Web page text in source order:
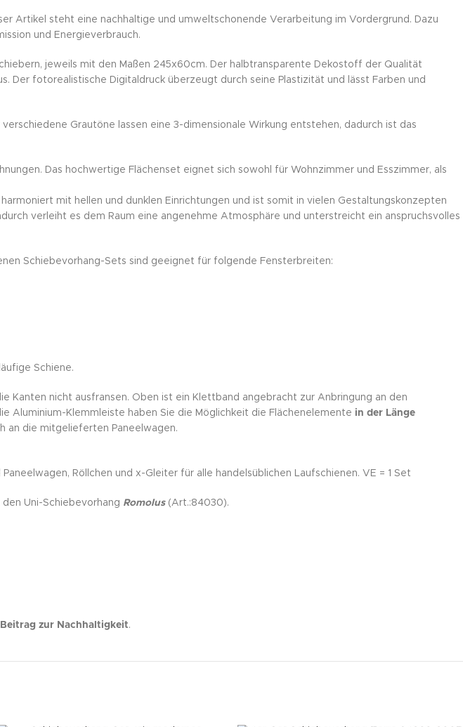
Artikel steht eine nachhaltige und umweltschonende Verarbeitung im Vordergrund. Dazu
und Energieverbrauch.
jeweils mit den Maßen 245x60cm. Der halbtransparente Dekostoff der Qualität
Der fotorealistische Digitaldruck überzeugt durch seine Plastizität und lässt Farben und
Grautöne lassen eine 3-dimensionale Wirkung entstehen, dadurch ist das
Das hochwertige Flächenset eignet sich sowohl für Wohnzimmer und Esszimmer, als
mit hellen und dunklen Einrichtungen und ist somit in vielen Gestaltungskonzepten
verleiht es dem Raum eine angenehme Atmosphäre und unterstreicht ein anspruchsvolles
Schiebevorhang-Sets sind geeignet für folgende Fensterbreiten:
Schiene.
Kanten nicht ausfransen. Oben ist ein Klettband angebracht zur Anbringung an den
Aluminium-Klemmleiste haben Sie die Möglichkeit die Flächenelemente in der Länge
an die mitgelieferten Paneelwagen.
Röllchen und x-Gleiter für alle handelsüblichen Laufschienen. VE = 1 Set
Uni-Schiebevorhang Romolus(Art.:84030).
zur Nachhaltigkeit.